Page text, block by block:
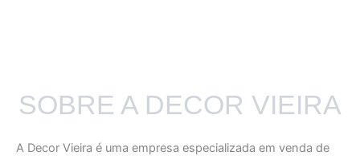
SOBRE A DECOR VIEIRA
A Decor Vieira é uma empresa especializada em venda de